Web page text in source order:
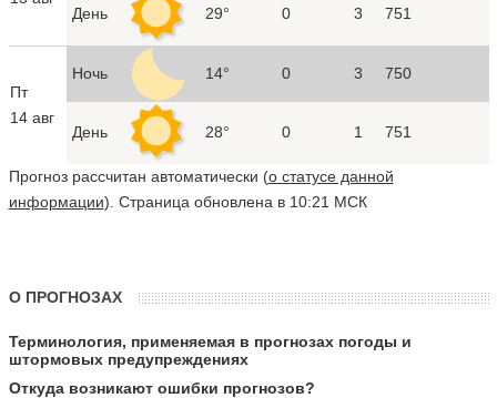
День 29° 0 3 751
Пт
14 авг
Ночь 14° 0 3 750
День 28° 0 1 751
Прогноз рассчитан автоматически (о статусе данной
информации). Страница обновлена в 10:21 МСК
О ПРОГНОЗАХ
Терминология, применяемая в прогнозах погоды и
штормовых предупреждениях
Откуда возникают ошибки прогнозов?